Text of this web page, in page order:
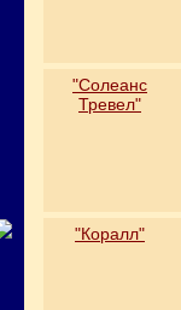
"Солеанс
Тревел"
"Коралл"